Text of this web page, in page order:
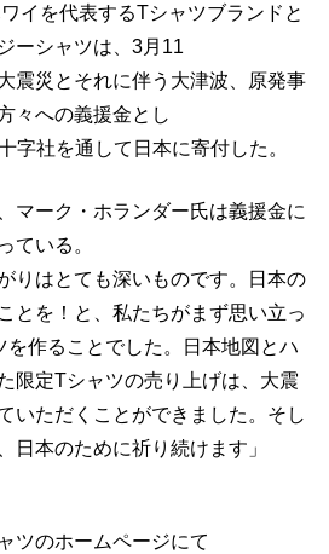
イを代表するTシャツブランドと
ーシャツは、3月11
震災とそれに伴う大津波、原発事
々への義援金とし
字社を通して日本に寄付した。
マーク・ホランダー氏は義援金に
ている。
りはとても深いものです。日本の
とを！と、私たちがまず思い立っ
を作ることでした。日本地図とハ
限定Tシャツの売り上げは、大震
いただくことができました。そし
日本のために祈り続けます」
ツのホームページにて